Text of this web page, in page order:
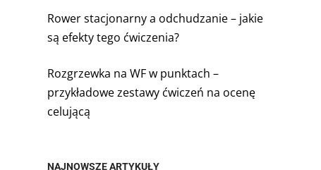
Rower stacjonarny a odchudzanie – jakie
są efekty tego ćwiczenia?
Rozgrzewka na WF w punktach –
przykładowe zestawy ćwiczeń na ocenę
celującą
NAJNOWSZE ARTYKUŁY